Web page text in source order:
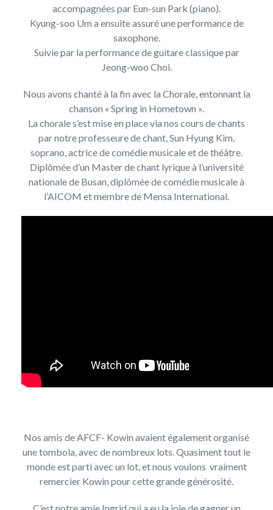
accompagnées par Eun-sun Park (piano).
Kyung-soo Um a ensuite assuré une performance de
saxophone.
Suivie par la performance de guitare classique par
Jeong-woo Choi.
Nous avons chanté à la fin avec la Chorale, entonnant la
chanson « Spring in Hometown ».
La chorale s’est mise en place via nos cours de chants
par notre professeure de chant, Sun Hyung Kim,
soprano, actrice de comédie musicale et de théâtre.
Diplômée d’un Master de chant lyrique à l’université
nationale de Busan, diplômée de comédie musicale à
l’AICOM et membre de Mensa International.
Nos amis de AFCF- Kowin avaient également organisé
une tombola, avec de nombreux lots. Quasiment tout le
monde est parti avec un lot, et nous voulons vraiment
remercier Kowin pour cette grande générosité.